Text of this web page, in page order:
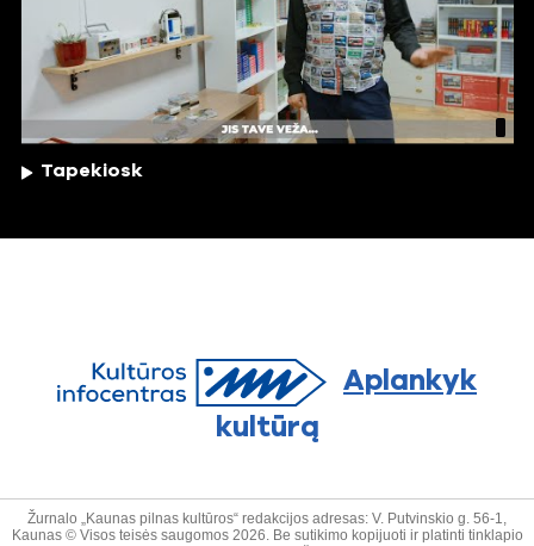
Tapekiosk
Aplankyk
kultūrą
Žurnalo „Kaunas pilnas kultūros“ redakcijos adresas: V. Putvinskio g. 56-1,
Kaunas © Visos teisės saugomos 2026. Be sutikimo kopijuoti ir platinti tinklapio